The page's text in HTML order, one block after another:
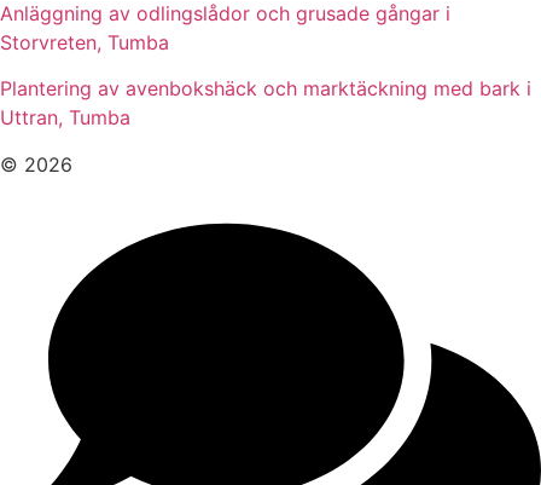
Anläggning av odlingslådor och grusade gångar i
Storvreten, Tumba
Plantering av avenbokshäck och marktäckning med bark i
Uttran, Tumba
© 2026